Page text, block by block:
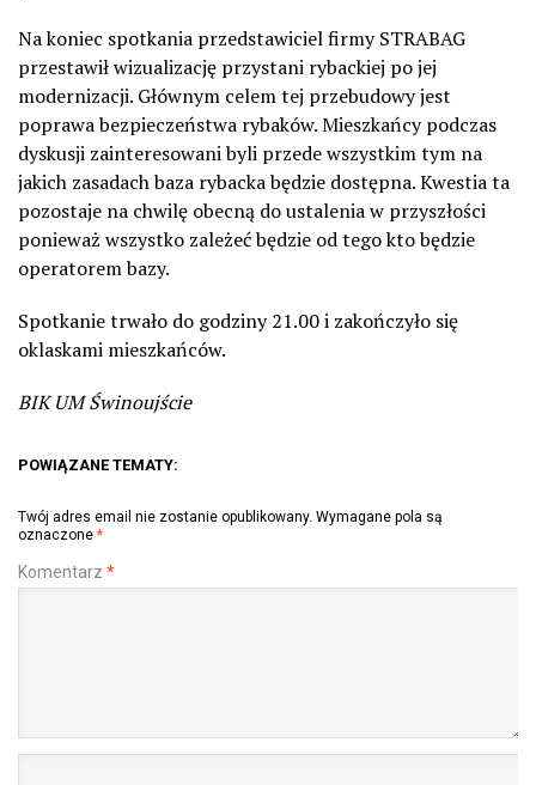
Na koniec spotkania przedstawiciel firmy STRABAG
przestawił wizualizację przystani rybackiej po jej
modernizacji. Głównym celem tej przebudowy jest
poprawa bezpieczeństwa rybaków. Mieszkańcy podczas
dyskusji zainteresowani byli przede wszystkim tym na
jakich zasadach baza rybacka będzie dostępna. Kwestia ta
pozostaje na chwilę obecną do ustalenia w przyszłości
ponieważ wszystko zależeć będzie od tego kto będzie
operatorem bazy.
Spotkanie trwało do godziny 21.00 i zakończyło się
oklaskami mieszkańców.
BIK UM Świnoujście
POWIĄZANE TEMATY:
Twój adres email nie zostanie opublikowany. Wymagane pola są
oznaczone *
Komentarz *